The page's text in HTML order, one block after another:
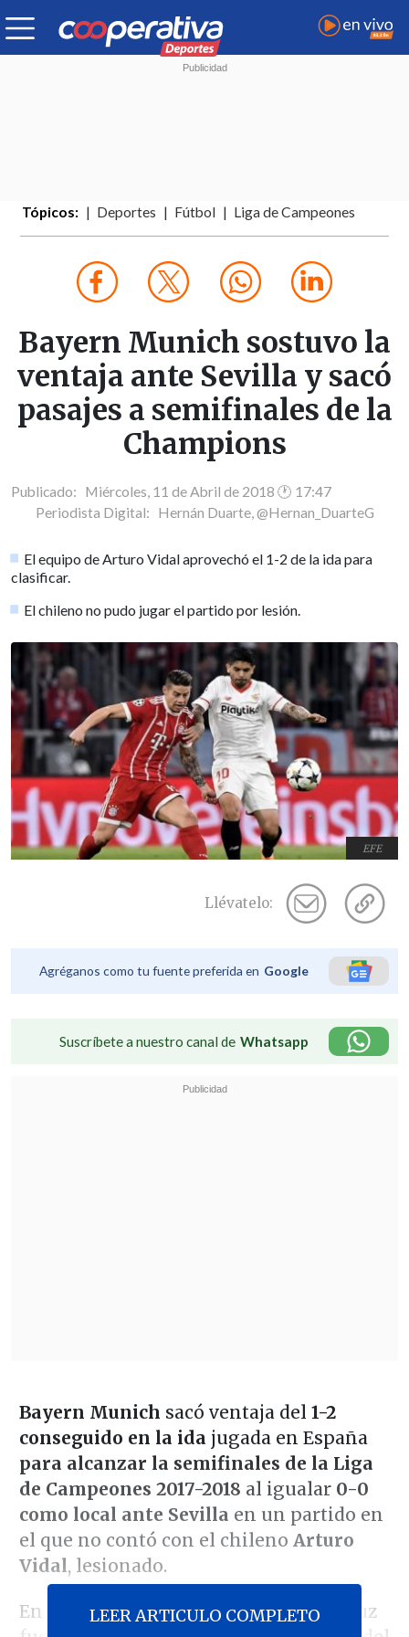
Tópicos: Deportes Fútbol Liga de Campeones
Bayern Munich sostuvo la
ventaja ante Sevilla y sacó
pasajes a semifinales de la
Champions
Publicado: Miércoles, 11 de Abril de 2018 🕐 17:47
Periodista Digital: Hernán Duarte, @Hernan_DuarteG
El equipo de Arturo Vidal aprovechó el 1-2 de la ida para
clasificar.
El chileno no pudo jugar el partido por lesión.
EFE
Llévatelo:
Agréganos como tu fuente preferida en Google
Suscríbete a nuestro canal de Whatsapp
Bayern Munich sacó ventaja del 1-2
conseguido en la ida jugada en España
para alcanzar la semifinales de la Liga
de Campeones 2017-2018 al igualar 0-0
como local ante Sevilla en un partido en
el que no contó con el chileno Arturo
Vidal, lesionado.
En la primera etapa el conjunto andaluz
LEER ARTICULO COMPLETO